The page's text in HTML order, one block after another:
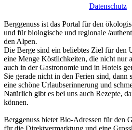
Datenschutz
Berggenuss ist das Portal für den
und für biologische und regionale /
den Alpen.
Die Berge sind ein beliebtes Ziel für den
eine Menge Köstlichkeiten, die nicht nur
auch in der Gastronomie und in Hotels
Sie gerade nicht in den Ferien sind, dann
eine schöne Urlaubserinnerung und
Natürlich gibt es bei uns auch Rezepte,
können.
Berggenuss bietet Bio-Adressen für den